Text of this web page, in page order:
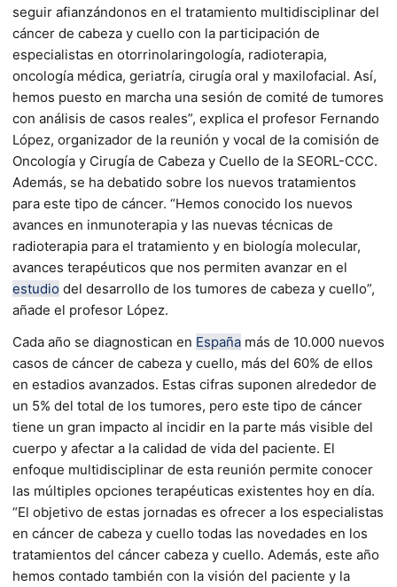
seguir afianzándonos en el tratamiento multidisciplinar del
cáncer de cabeza y cuello con la participación de
especialistas en otorrinolaringología, radioterapia,
oncología médica, geriatría, cirugía oral y maxilofacial. Así,
hemos puesto en marcha una sesión de comité de tumores
con análisis de casos reales”, explica el profesor Fernando
López, organizador de la reunión y vocal de la comisión de
Oncología y Cirugía de Cabeza y Cuello de la SEORL-CCC.
Además, se ha debatido sobre los nuevos tratamientos
para este tipo de cáncer. “Hemos conocido los nuevos
avances en inmunoterapia y las nuevas técnicas de
radioterapia para el tratamiento y en biología molecular,
avances terapéuticos que nos permiten avanzar en el
estudio del desarrollo de los tumores de cabeza y cuello”,
añade el profesor López.
Cada año se diagnostican en España más de 10.000 nuevos
casos de cáncer de cabeza y cuello, más del 60% de ellos
en estadios avanzados. Estas cifras suponen alrededor de
un 5% del total de los tumores, pero este tipo de cáncer
tiene un gran impacto al incidir en la parte más visible del
cuerpo y afectar a la calidad de vida del paciente. El
enfoque multidisciplinar de esta reunión permite conocer
las múltiples opciones terapéuticas existentes hoy en día.
“El objetivo de estas jornadas es ofrecer a los especialistas
en cáncer de cabeza y cuello todas las novedades en los
tratamientos del cáncer cabeza y cuello. Además, este año
hemos contado también con la visión del paciente y la